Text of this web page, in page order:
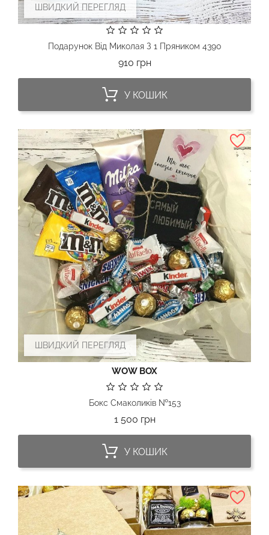
ШВИДКИЙ ПЕРЕГЛЯД
Подарунок Від Миколая З 1 Пряником 4390
910 грнЦіна
У КОШИК
ШВИДКИЙ ПЕРЕГЛЯД
WOW BOX
Бокс Смаколиків №153
1 500 грнЦіна
У КОШИК